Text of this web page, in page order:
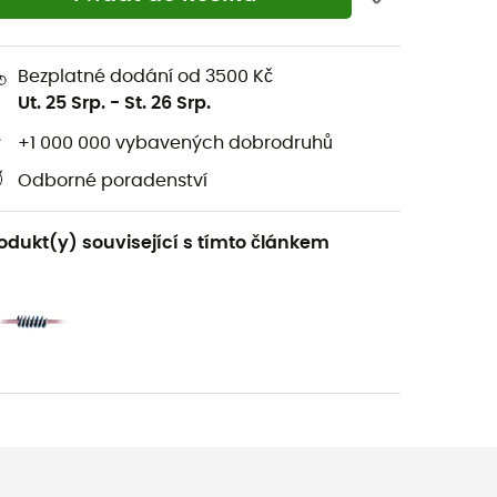
Bezplatné dodání od 3500 Kč
Ut. 25 Srp. - St. 26 Srp.
+1 000 000 vybavených dobrodruhů
Odborné poradenství
související s tímto článkem